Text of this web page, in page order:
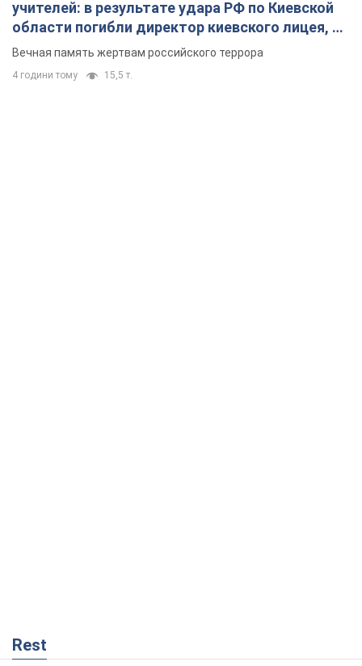
учителей: в результате удара РФ по Киевской
области погибли директор киевского лицея, её
муж и внук
Вечная память жертвам российского террора
4 години тому 15,5 т.
Rest